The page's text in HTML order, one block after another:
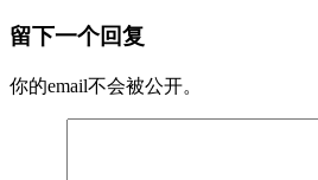
留下一个回复
你的email不会被公开。